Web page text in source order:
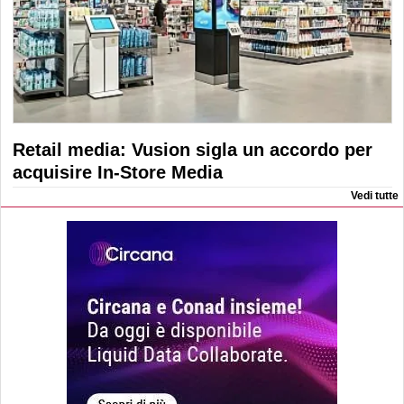
Retail media: Vusion sigla un accordo per
acquisire In-Store Media
Vedi tutte